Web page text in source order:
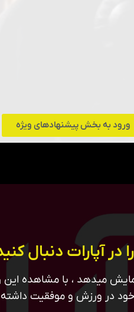
ورود به بخش پیشنهادهای ویژه
در آپارات دنبال
میدهد ، با مشاهده این
در ورزش و موفقیت داشته